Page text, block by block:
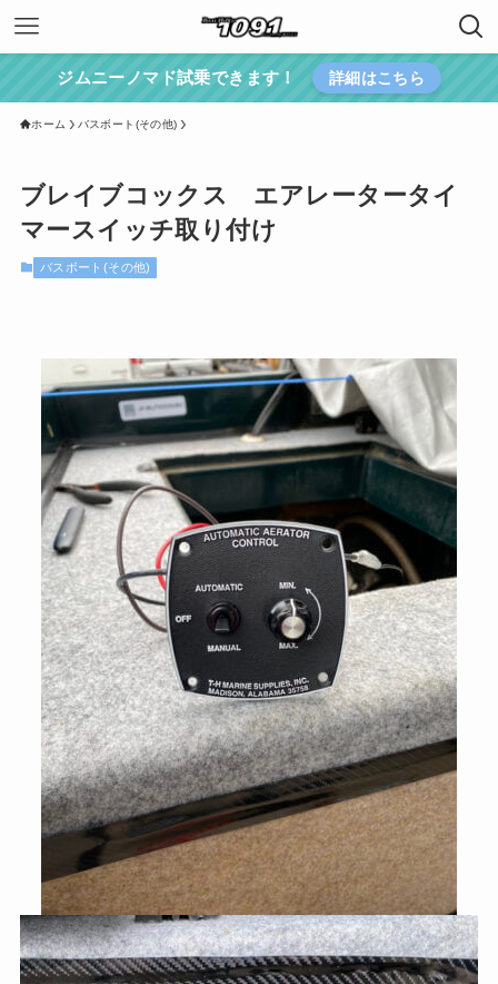
ジムニーノマド試乗できます！ 詳細はこちら
ホーム バスボート(その他)
ブレイブコックス エアレータータイ
マースイッチ取り付け
バスボート(その他)